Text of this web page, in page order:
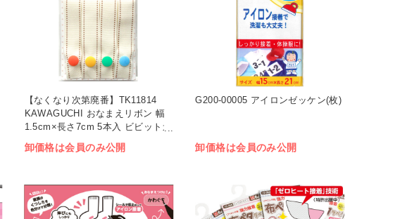
【なくなり次第廃番】TK11814
KAWAGUCHI おなまえリボン 幅
1.5cm×長さ7cm 5本入 ビビットカ
ラー (枚)
卸価格は会員のみ公開
G200-00005 アイロンゼッケン(枚)
卸価格は会員のみ公開